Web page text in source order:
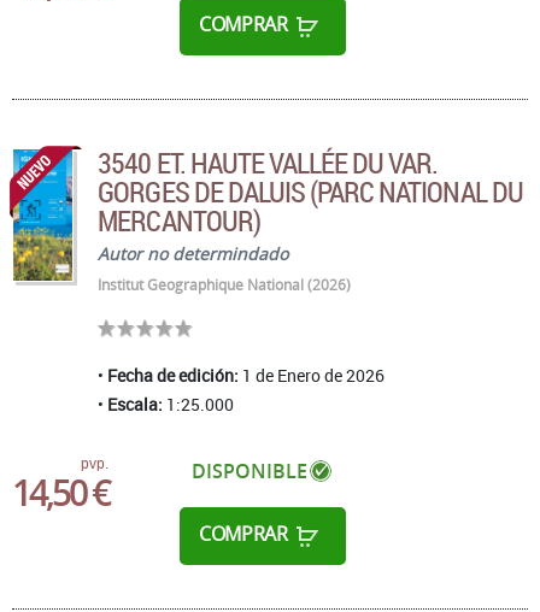
COMPRAR
3540 ET. HAUTE VALLÉE DU VAR.
GORGES DE DALUIS (PARC NATIONAL DU
MERCANTOUR)
Autor no determindado
Institut Geographique National (2026)
Fecha de edición: 1 de Enero de 2026
Escala: 1:25.000
pvp.
14,50 € DISPONIBLE
COMPRAR